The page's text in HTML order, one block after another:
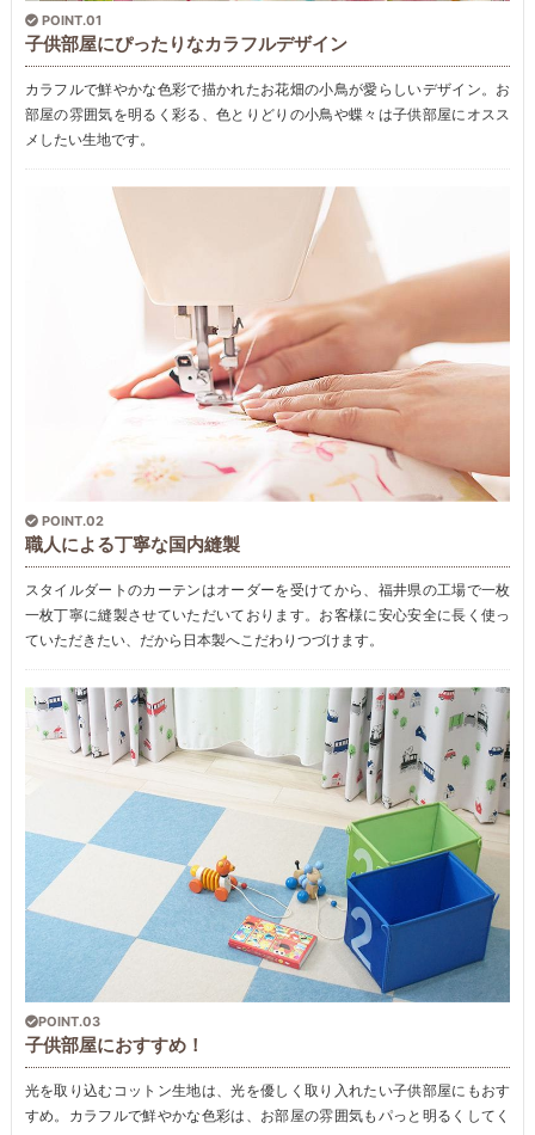
POINT.01
子供部屋にぴったりなカラフルデザイン
カラフルで鮮やかな色彩で描かれたお花畑の小鳥が愛らしいデザイン。お
部屋の雰囲気を明るく彩る、色とりどりの小鳥や蝶々は子供部屋にオスス
メしたい生地です。
POINT.02
職人による丁寧な国内縫製
スタイルダートのカーテンはオーダーを受けてから、福井県の工場で一枚
一枚丁寧に縫製させていただいております。お客様に安心安全に長く使っ
ていただきたい、だから日本製へこだわりつづけます。
POINT.03
子供部屋におすすめ！
光を取り込むコットン生地は、光を優しく取り入れたい子供部屋にもおす
すめ。カラフルで鮮やかな色彩は、お部屋の雰囲気もパっと明るくしてく